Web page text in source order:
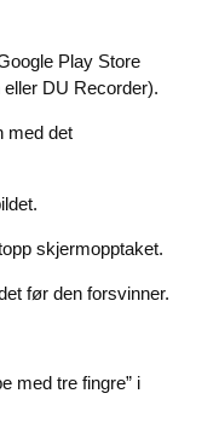
Play Store
DU Recorder).
med det
skjermopptaket.
før den forsvinner.
med tre fingre” i